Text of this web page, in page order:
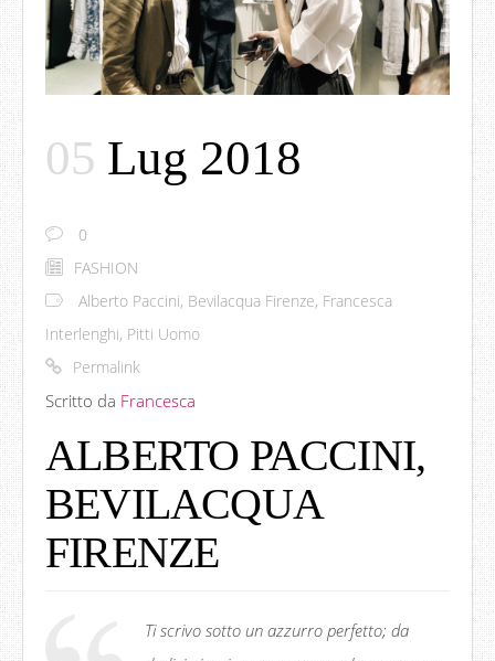
05 Lug 2018
0
FASHION
Alberto Paccini, Bevilacqua Firenze, Francesca
Interlenghi, Pitti Uomo
Permalink
Scritto da Francesca
ALBERTO PACCINI,
BEVILACQUA
FIRENZE
Ti scrivo sotto un azzurro perfetto; da